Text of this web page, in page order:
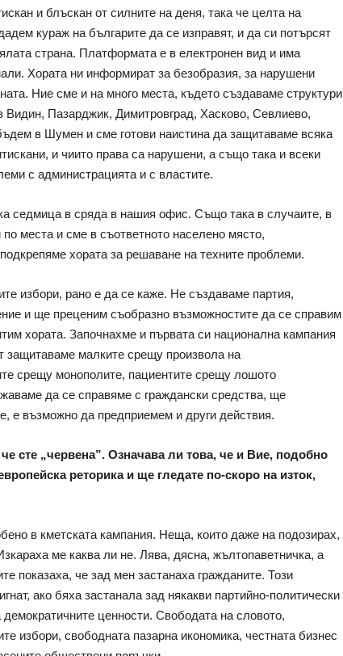
и блъскан от силните на деня, така че целта на
кураж на българите да се изправят, и да си потърсят
страна. Платформата е в електронен вид и има
Хората ни информират за безобразия, за нарушени
Ние сме и на много места, където създаваме структури
Видин, Пазарджик, Димитровград, Хасково, Севлиево,
в Шумен и сме готови наистина да защитаваме всяка
и чиито права са нарушени, а също така и всеки
с администрацията и с властите.
седмица в сряда в нашия офис. Също така в случаите, в
по места и сме в съответното населено място,
хората за решаване на техните проблеми.
избори, рано е да се каже. Не създаваме партия,
и ще преценим съобразно възможностите да се справим
хората. Започнахме и първата си национална кампания
защитаваме малките срещу произвола на
срещу монополите, пациентите срещу лошото
да се справяме с граждански средства, ще
е възможно да предприемем и други действия.
сте „червена”. Означава ли това, че и Вие, подобно
реторика и ще гледате по-скоро на изток,
в кметската кампания. Неща, които даже на подозирах,
ме каква ли не. Лява, дясна, жълтопаветничка, а
показаха, че зад мен застанаха гражданите. Този
ако бяха застанала зад някакви партийно-политически
ценности. Свободата на словото,
избори, свободната пазарна икономика, честната бизнес